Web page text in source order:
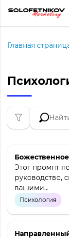
Главная
Этот промпт
руководство,
вашими...
Психология